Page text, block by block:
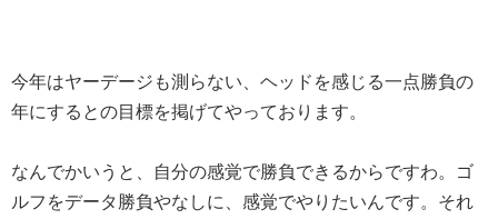
今年はヤーデージも測らない、ヘッドを感じる一点勝負の
年にするとの目標を掲げてやっております。
なんでかいうと、自分の感覚で勝負できるからですわ。ゴ
ルフをデータ勝負やなしに、感覚でやりたいんです。それ